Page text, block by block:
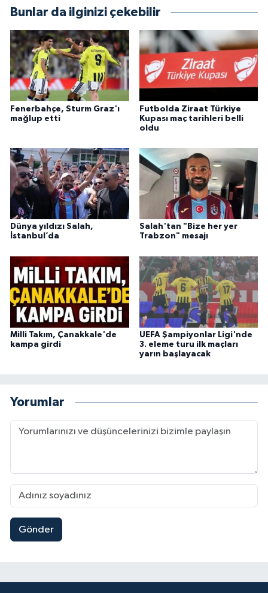
Bunlar da ilginizi çekebilir
Fenerbahçe, Sturm Graz'ı
mağlup etti
Futbolda Ziraat Türkiye
Kupası maç tarihleri belli
oldu
Dünya yıldızı Salah,
İstanbul’da
Salah'tan "Bize her yer
Trabzon" mesajı
Milli Takım, Çanakkale'de
kampa girdi
UEFA Şampiyonlar Ligi'nde
3. eleme turu ilk maçları
yarın başlayacak
Yorumlar
Gönder